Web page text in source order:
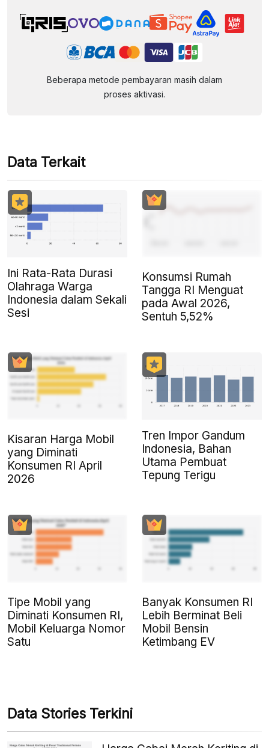
Beberapa metode pembayaran masih dalam
proses aktivasi.
Data Terkait
Ini Rata-Rata Durasi
Olahraga Warga
Indonesia dalam Sekali
Sesi
Konsumsi Rumah
Tangga RI Menguat
pada Awal 2026,
Sentuh 5,52%
Kisaran Harga Mobil
yang Diminati
Konsumen RI April
2026
Tren Impor Gandum
Indonesia, Bahan
Utama Pembuat
Tepung Terigu
Tipe Mobil yang
Diminati Konsumen RI,
Mobil Keluarga Nomor
Satu
Banyak Konsumen RI
Lebih Berminat Beli
Mobil Bensin
Ketimbang EV
Data Stories Terkini